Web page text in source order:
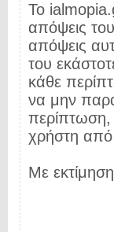
Το
απόψεις
απόψεις
του
κάθε
να μην
περίπτωση,
χρήστη από
Με